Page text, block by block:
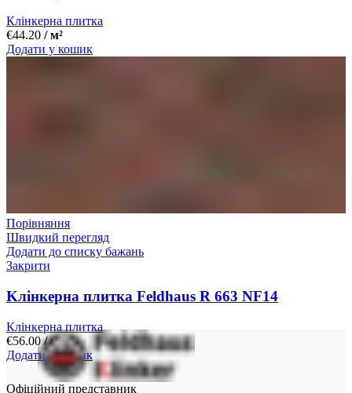
Клінкерна плитка
€44.20 / м²
Додати у кошик
Порівняння
Швидкий перегляд
Додати до списку бажань
Закрити
Kлінкерна плитка Feldhaus R 663 NF14
Клінкерна плитка
€56.00/ м²
Додати у кошик
Офіційний представник